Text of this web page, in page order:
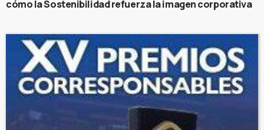
cómo la Sostenibilidad refuerza la imagen corporativa